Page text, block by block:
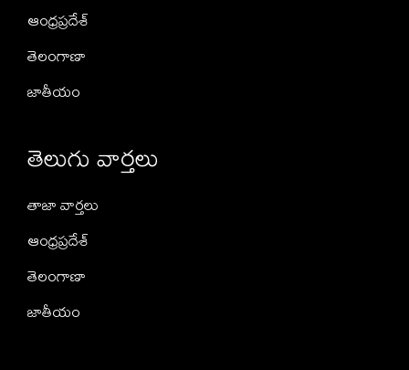
ఆంధ్రప్రదేశ్
తెలంగాణా
జాతీయం
తెలుగు వార్తలు
తాజా వార్తలు
ఆంధ్రప్రదేశ్
తెలంగాణా
జాతీయం